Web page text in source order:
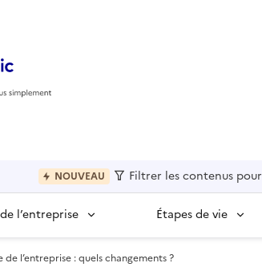
NOUVEAU Filtrer les contenus pour
l’entreprise Étapes de vie
l’entreprise : quels changements ?